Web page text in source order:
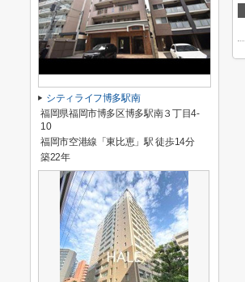
シティライフ博多駅南
福岡県福岡市博多区博多駅南３丁目4-
10
福岡市空港線「東比恵」駅 徒歩14分
築22年